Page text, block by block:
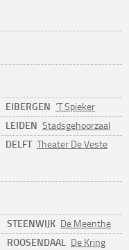
EIBERGEN ’T Spieker
LEIDEN Stadsgehoorzaal
DELFT Theater De Veste
STEENWIJK De Meenthe
ROOSENDAAL De Kring